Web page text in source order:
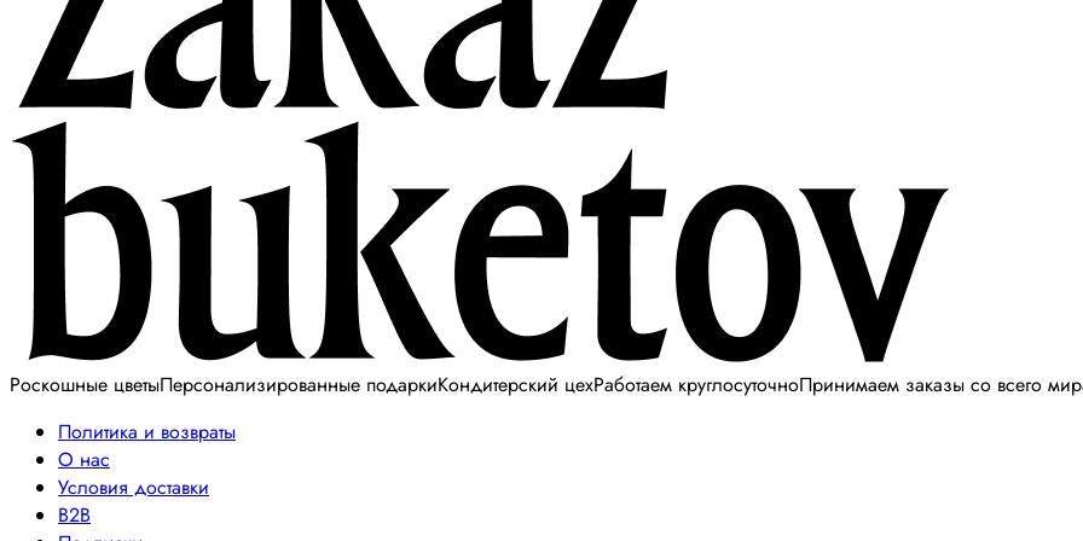
Роскошные цветыПерсонализированные подаркиКондитерский цехРаботаем круглосуточноПринимаем заказы со всего
Политика и возвраты
О нас
Условия доставки
B2B